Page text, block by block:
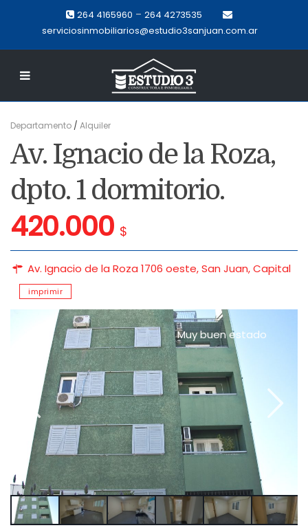
264 4165960 – 264 4273535
serviciosinmobiliarios@estudio3sanjuan.com.ar
Departamento / Alquiler
Av. Ignacio de la Roza,
dpto. 1 dormitorio.
420.000 $
Av. Ignacio de la Roza 1706 oeste,San Juan,Capital
imprimir
Muy buen estado